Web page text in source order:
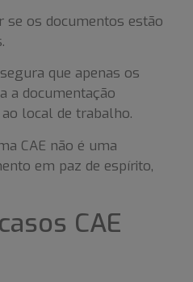
se os documentos estão
que apenas os
a documentação
local de trabalho.
CAE não é uma
em paz de espírito,
CAE